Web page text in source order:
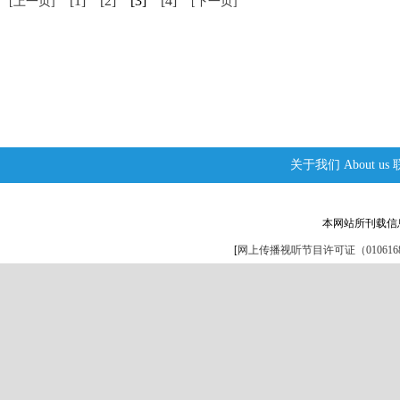
关于我们 About us
本网站所刊载
[网上传播视听节目许可证（